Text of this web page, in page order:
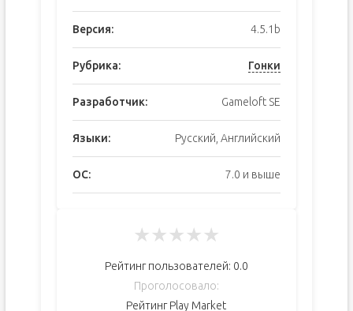
Версия: 4.5.1b
Рубрика: Гонки
Разработчик: Gameloft SE
Языки: Русский, Английский
ОС: 7.0 и выше
★★★★★
Рейтинг пользователей: 0.0
Проголосовало:
Рейтинг Play Market